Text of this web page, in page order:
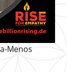
Menos